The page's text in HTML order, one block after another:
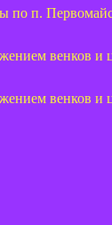
по п.
венков и
венков и